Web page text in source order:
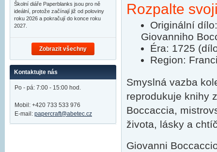
Rozpalte
Originální
Giovanniho
Éra: 1725
Region:
Smyslná vazba
reprodukuje knihy
Boccaccia,
života, lásky a
Giovanni
Školní diáře Paperblanks jsou pro ně
ideální, protože začínají již od poloviny
roku 2026 a pokračují do konce roku
2027.
Zobrazit všechny
Kontaktujte nás
Po - pá: 7:00 - 15:00 hod.
Mobil: +420 733 533 976
E-mail: papercraft@abetec.cz